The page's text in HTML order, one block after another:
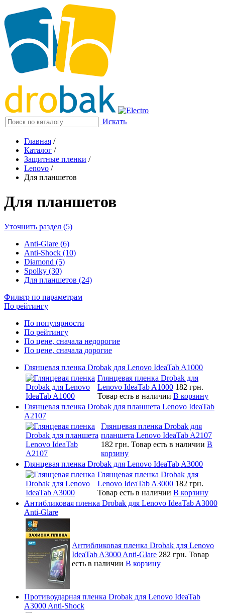
Искать
Главная /
Каталог /
Защитные пленки /
Lenovo /
Для планшетов
Для планшетов
Уточнить раздел (5)
Anti-Glare (6)
Anti-Shock (10)
Diamond (5)
Spolky (30)
Для планшетов (24)
Фильтр по параметрам
По рейтингу
По популярности
По рейтингу
По цене, сначала недорогие
По цене, сначала дорогие
Глянцевая пленка Drobak для Lenovo IdeaTab A1000
Глянцевая пленка Drobak для
Lenovo IdeaTab A1000 182 грн.
Товар есть в наличии В корзину
Глянцевая пленка Drobak для планшета Lenovo IdeaTab
A2107
Глянцевая пленка Drobak для
планшета Lenovo IdeaTab A2107
182 грн. Товар есть в наличии В
корзину
Глянцевая пленка Drobak для Lenovo IdeaTab A3000
Глянцевая пленка Drobak для
Lenovo IdeaTab A3000 182 грн.
Товар есть в наличии В корзину
Антибликовая пленка Drobak для Lenovo IdeaTab A3000
Anti-Glare
Антибликовая пленка Drobak для Lenovo
IdeaTab A3000 Anti-Glare 282 грн. Товар
есть в наличии В корзину
Противоударная пленка Drobak для Lenovo IdeaTab
A3000 Anti-Shock